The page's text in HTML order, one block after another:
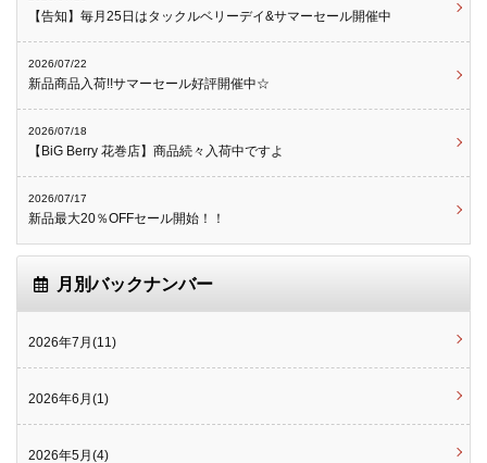
【告知】毎月25日はタックルベリーデイ&サマーセール開催中
2026/07/22
新品商品入荷!!サマーセール好評開催中☆
2026/07/18
【BiG Berry 花巻店】商品続々入荷中ですよ
2026/07/17
新品最大20％OFFセール開始！！
月別バックナンバー
2026年7月(11)
2026年6月(1)
2026年5月(4)